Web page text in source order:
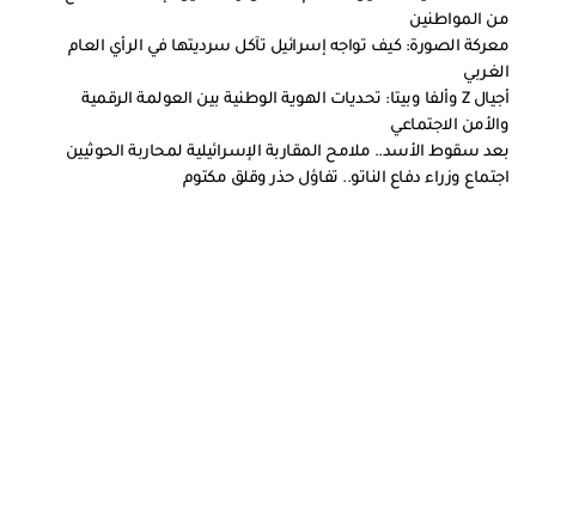
من المواطنين
معركة الصورة: كيف تواجه إسرائيل تآكل سرديتها في الرأي العام
الغربي
أجيال Z وألفا وبيتا: تحديات الهوية الوطنية بين العولمة الرقمية
والأمن الاجتماعي
بعد سقوط الأسد.. ملامح المقاربة الإسرائيلية لمحاربة الحوثيين
اجتماع وزراء دفاع الناتو.. تفاؤل حذر وقلق مكتوم